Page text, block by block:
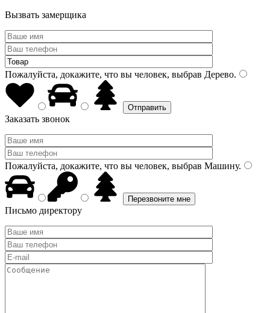
Вызвать замерщика
Пожалуйста, докажите, что вы человек, выбрав Дерево.
Заказать звонок
Пожалуйста, докажите, что вы человек, выбрав Машину.
Письмо директору